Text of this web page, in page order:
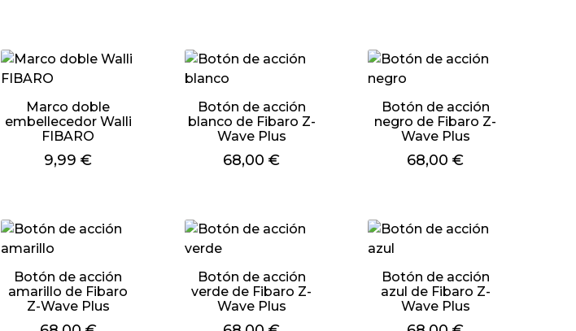
Marco doble
embellecedor Walli
FIBARO
Precio
9,99 €
Botón de acción
blanco de Fibaro Z-
Wave Plus
Precio
68,00 €
Botón de acción
negro de Fibaro Z-
Wave Plus
Precio
68,00 €
Botón de acción
amarillo de Fibaro
Z-Wave Plus
Botón de acción
verde de Fibaro Z-
Wave Plus
Botón de acción
azul de Fibaro Z-
Wave Plus